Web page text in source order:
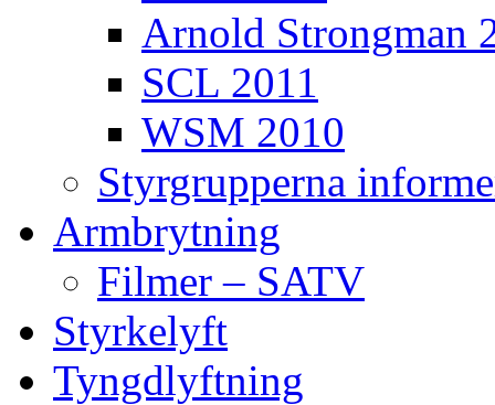
Arnold Strongman
SCL 2011
WSM 2010
Styrgrupperna
Armbrytning
Filmer – SATV
Styrkelyft
Tyngdlyftning